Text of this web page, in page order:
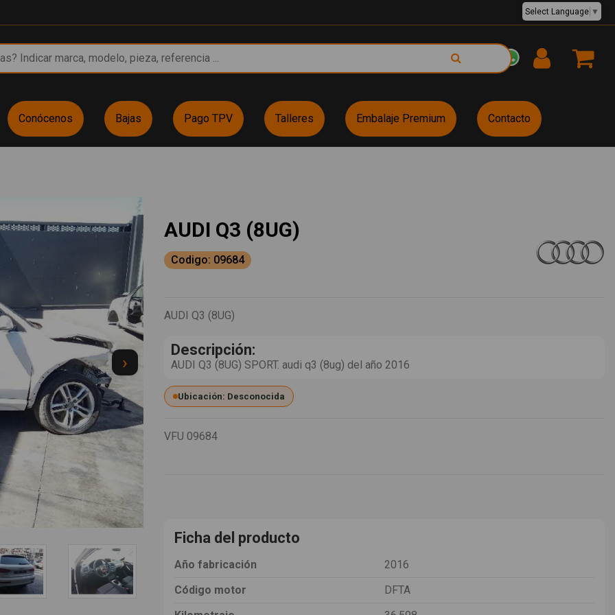
EUR €
Select Language ▼
Conócenos Bajas Pago TPV Talleres Embalaje Premium Contacto
›
AUDI Q3 (8UG)
Codigo: 09684
AUDI Q3 (8UG)
Descripción:
AUDI Q3 (8UG) SPORT. audi q3 (8ug) del año 2016
Ubicación: Desconocida
VFU 09684
Ficha del producto
Año fabricación
2016
Código motor
DFTA